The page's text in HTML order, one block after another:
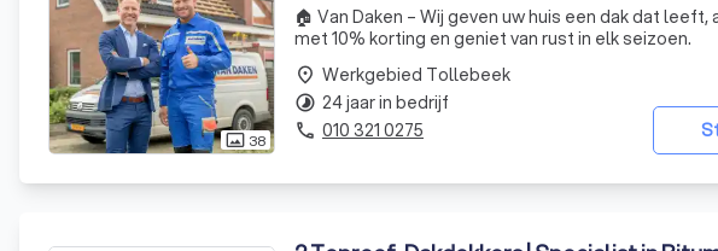
photo_size_select_actual 38
🏠 Van Daken – Wij geven uw huis een dak dat
met 10% korting en geniet van rust in elk seizoen.
place Werkgebied Tollebeek
timelapse 24 jaar in bedrijf
phone 010 321 0275